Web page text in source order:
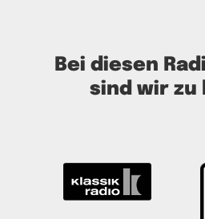
Bei diesen
sind wir zu